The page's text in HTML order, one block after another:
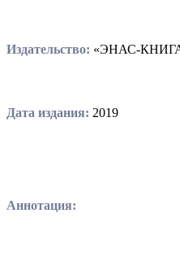
Издательство: «ЭНАС-
Дата издания: 2019
Аннотация: